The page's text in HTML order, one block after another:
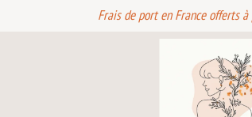
Frais de port en France offerts